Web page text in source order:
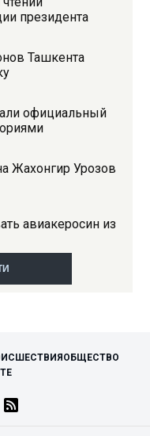
президента
Ташкента
официальный
Жахонгир Урозов
авиакеросин из
ОБЩЕСТВО